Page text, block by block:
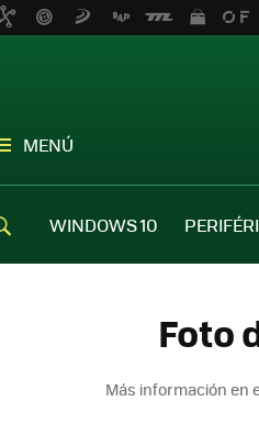
MENÚ
WINDOWS 10
Foto
Más información en